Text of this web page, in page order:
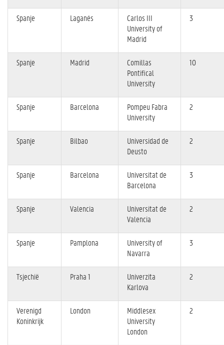
Spanje Laganés
Carlos III
University of
Madrid
3
Spanje Madrid
Comillas
Pontifical
University
10
Spanje Barcelona
Pompeu Fabra
University
2
Spanje Bilbao
Universidad de
Deusto
2
Spanje Barcelona
Universitat de
Barcelona
3
Spanje Valencia
Universitat de
Valencia
2
Spanje Pamplona
University of
Navarra
3
Tsjechië Praha 1
Univerzita
Karlova
2
Verenigd
Koninkrijk
London
Middlesex
University
London
2